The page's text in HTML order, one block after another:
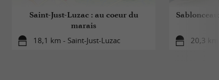
Saint-Just-Luzac : au coeur du
marais
18,1 km - Saint-Just-Luzac 20,3